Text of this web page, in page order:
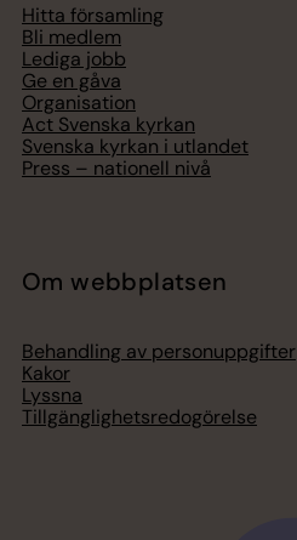
Hitta församling
Bli medlem
Lediga jobb
Ge en gåva
Organisation
Act Svenska kyrkan
Svenska kyrkan i utlandet
Press – nationell nivå
Om webbplatsen
Behandling av personuppgifter
Kakor
Lyssna
Tillgänglighetsredogörelse